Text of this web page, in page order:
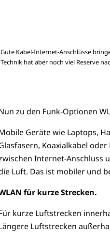
Gute Kabel-Internet-Anschlüsse
Technik hat aber noch viel Reserve
zu den Funk-Optionen
Geräte wie Laptops,
Koaxialkabel
Internet-Anschluss
Luft. Das ist mobiler und
für kurze Strecken.
kurze Luftstrecken
Luftstrecken